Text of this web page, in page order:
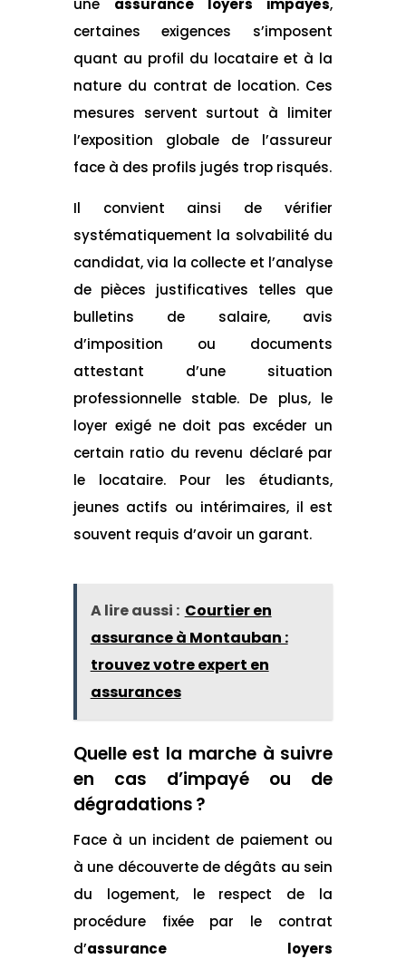
une
assurance loyers impayés,
certaines exigences s’imposent
quant au profil du locataire et à la
nature du contrat de location. Ces
mesures servent surtout à limiter
l’exposition globale de l’assureur
face à des profils jugés trop risqués.
Il convient ainsi de vérifier
systématiquement la solvabilité du
candidat, via la collecte et l’analyse
de pièces justificatives telles que
bulletins de salaire, avis
d’imposition ou documents
attestant d’une situation
professionnelle stable. De plus, le
loyer exigé ne doit pas excéder un
certain ratio du revenu déclaré par
le locataire. Pour les étudiants,
jeunes actifs ou intérimaires, il est
souvent requis d’avoir un garant.
A lire aussi : Courtier en
assurance à Montauban :
trouvez votre expert en
assurances
Quelle est la marche à suivre
en cas d’impayé ou de
dégradations ?
Face à un incident de paiement ou
à une découverte de dégâts au sein
du logement, le respect de la
procédure fixée par le contrat
d’assurance loyers